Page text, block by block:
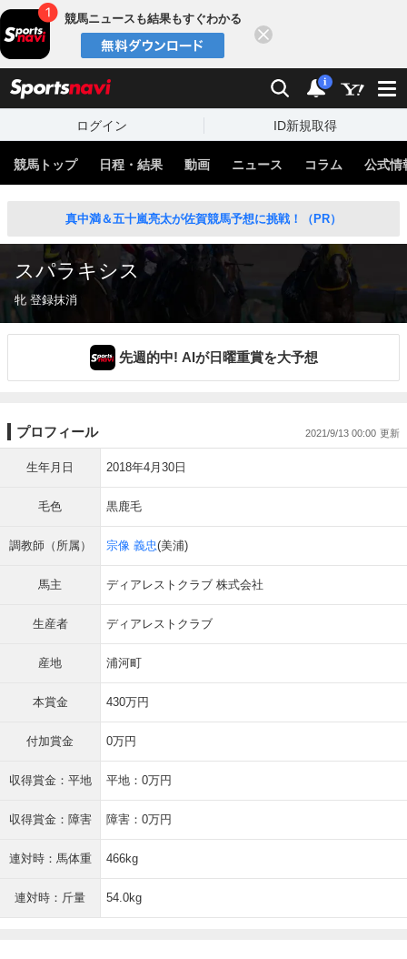
競馬ニュースも結果もすぐわかる
検索 通知
i
ログイン ID新規取得
競馬トップ 日程・結果 動画 ニュース コラム 公式情
真中満＆五十嵐亮太が佐賀競馬予想に挑戦！（PR）
スパラキシス
牝 登録抹消
先週的中! AIが日曜重賞を大予想
プロフィール 2021/9/13 00:00
生年月日 2018年4月30日
毛色 黒鹿毛
調教師（所属） 宗像 義忠(美浦)
馬主 ディアレストクラブ 株式会社
生産者 ディアレストクラブ
産地 浦河町
本賞金 430万円
付加賞金 0万円
収得賞金：平地 平地：0万円
収得賞金：障害 障害：0万円
連対時：馬体重 466kg
連対時：斤量 54.0kg